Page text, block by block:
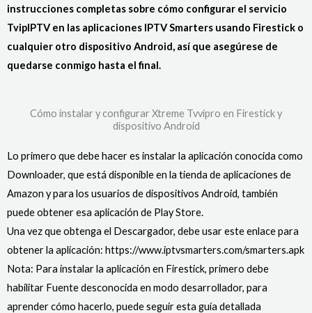
instrucciones completas sobre cómo configurar el servicio
TvipIPTV en las aplicaciones IPTV Smarters usando Firestick o
cualquier otro dispositivo Android, así que asegúrese de
quedarse conmigo hasta el final.
Cómo instalar y configurar Xtreme Tvvipro en Firestick y
dispositivo Android
Lo primero que debe hacer es instalar la aplicación conocida como
Downloader, que está disponible en la tienda de aplicaciones de
Amazon y para los usuarios de dispositivos Android, también
puede obtener esa aplicación de Play Store.
Una vez que obtenga el Descargador, debe usar este enlace para
obtener la aplicación: https://www.iptvsmarters.com/smarters.apk
Nota: Para instalar la aplicación en Firestick, primero debe
habilitar Fuente desconocida en modo desarrollador, para
aprender cómo hacerlo, puede seguir esta guía detallada